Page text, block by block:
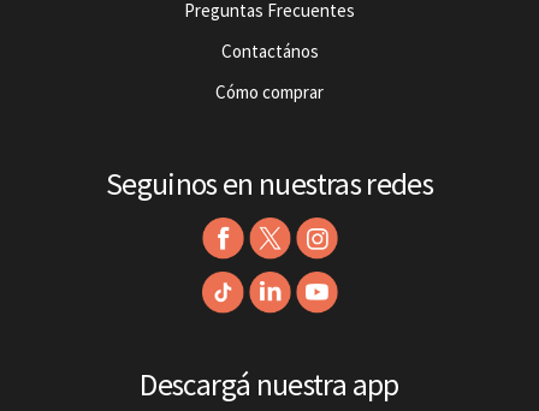
Preguntas Frecuentes
Contactános
Cómo comprar
Seguinos en nuestras redes
Descargá nuestra app